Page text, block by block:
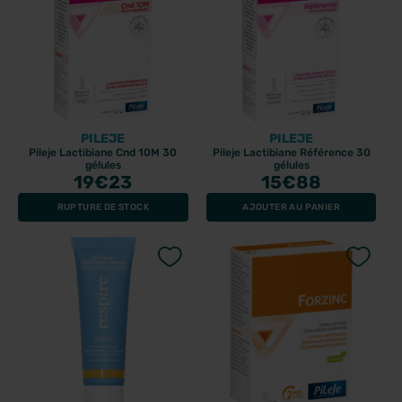
PILEJE
Pileje Lactibiane Cnd 10M 30
gélules
19€23
RUPTURE DE STOCK
PILEJE
Pileje Lactibiane Référence 30
gélules
15€88
AJOUTER AU PANIER